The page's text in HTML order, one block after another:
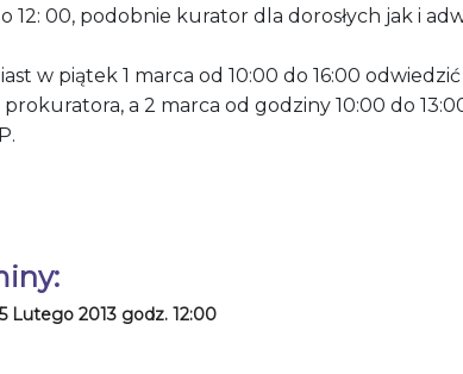
12: 00, podobnie kurator dla dorosłych jak i
w piątek 1 marca od 10:00 do 16:00
prokuratora, a 2 marca od godziny 10:00 do
Lutego 2013 godz. 12:00